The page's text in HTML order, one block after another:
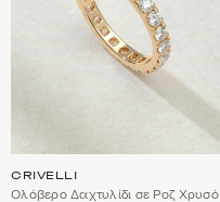
CRIVELLI
Ολόβερο Δαχτυλίδι σε Ροζ Χρυσό